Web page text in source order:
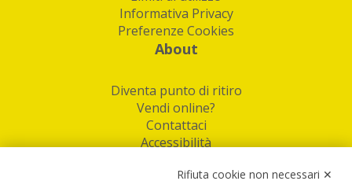
Informativa Privacy
Preferenze Cookies
About
Diventa punto di ritiro
Vendi online?
Contattaci
Accessibilità
Rifiuta cookie non necessari ✕